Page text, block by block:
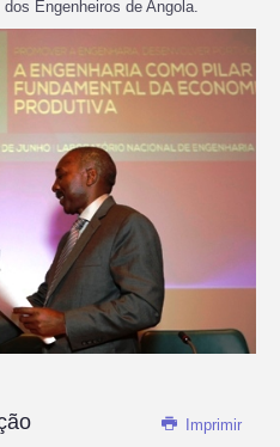
Engenheiros de Angola.
Imprimir